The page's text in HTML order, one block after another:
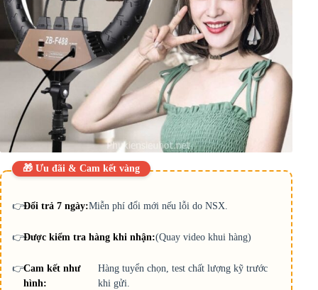
🎁 Ưu đãi & Cam kết vàng
👉Đổi trả 7 ngày:Miễn phí đổi mới nếu lỗi do NSX.
👉Được kiểm tra hàng khi nhận:(Quay video khui hàng)
👉Cam kết như
hình:
Hàng tuyển chọn, test chất lượng kỹ trước
khi gửi.